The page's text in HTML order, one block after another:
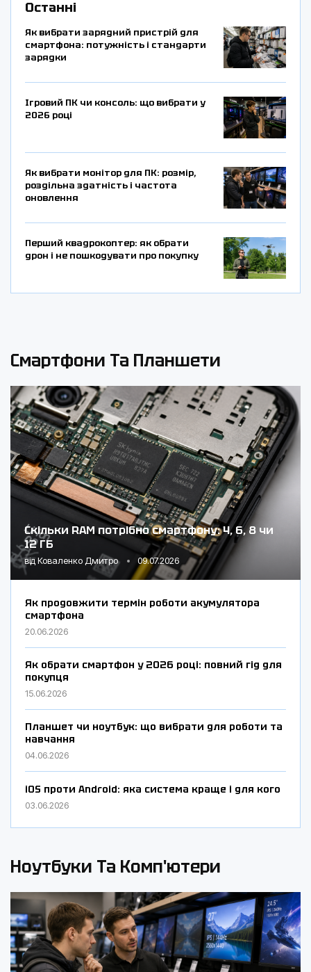
Останні
Як вибрати зарядний пристрій для
смартфона: потужність і стандарти
зарядки
Ігровий ПК чи консоль: що вибрати у
2026 році
Як вибрати монітор для ПК: розмір,
роздільна здатність і частота
оновлення
Перший квадрокоптер: як обрати
дрон і не пошкодувати про покупку
Смартфони Та Планшети
Скільки RAM потрібно смартфону: 4, 6, 8 чи
12 ГБ
відКоваленко Дмитро 09.07.2026
Як продовжити термін роботи акумулятора
смартфона
20.06.2026
Як обрати смартфон у 2026 році: повний гід для
покупця
15.06.2026
Планшет чи ноутбук: що вибрати для роботи та
навчання
04.06.2026
iOS проти Android: яка система краще і для кого
03.06.2026
Ноутбуки Та Комп'ютери